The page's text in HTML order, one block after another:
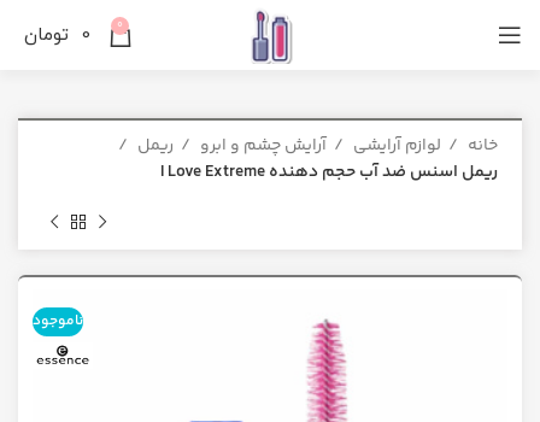
0
0 تومان
خانه لوازم آرایشی آرایش چشم و ابرو
ریمل
ریمل اسنس ضد آب حجم دهنده I Love Extreme
ناموجود